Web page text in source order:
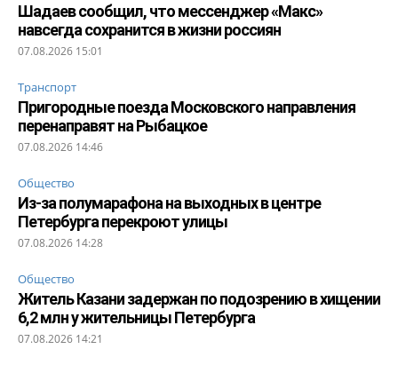
Шадаев сообщил, что мессенджер «Макс»
навсегда сохранится в жизни россиян
07.08.2026 15:01
Транспорт
Пригородные поезда Московского направления
перенаправят на Рыбацкое
07.08.2026 14:46
Общество
Из-за полумарафона на выходных в центре
Петербурга перекроют улицы
07.08.2026 14:28
Общество
Житель Казани задержан по подозрению в хищении
6,2 млн у жительницы Петербурга
07.08.2026 14:21